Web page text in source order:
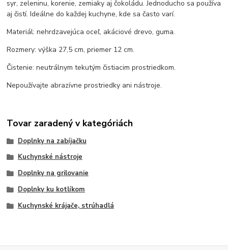
syr, zeleninu, korenie, zemiaky aj čokoládu. Jednoducho sa používa
aj čistí. Ideálne do každej kuchyne, kde sa často varí.
Materiál: nehrdzavejúca oceľ, akáciové drevo, guma.
Rozmery: výška 27,5 cm, priemer 12 cm.
Čistenie: neutrálnym tekutým čistiacim prostriedkom.
Nepoužívajte abrazívne prostriedky ani nástroje.
Tovar zaradený v kategóriách
Doplnky na zabíjačku
Kuchynské nástroje
Doplnky na grilovanie
Doplnky ku kotlíkom
Kuchynské krájače, strúhadlá